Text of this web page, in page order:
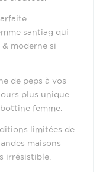
santiag qui
moderne si
de peps à vos
plus unique
femme.
limitées de
maisons
irrésistible.